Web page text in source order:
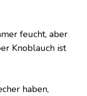
feucht, aber
Knoblauch ist
haben,